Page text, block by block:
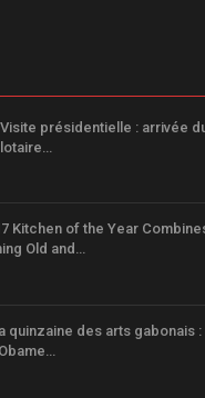
présidentielle : arrivée
Kitchen of the Year
Old and…
quinzaine des arts gabonais